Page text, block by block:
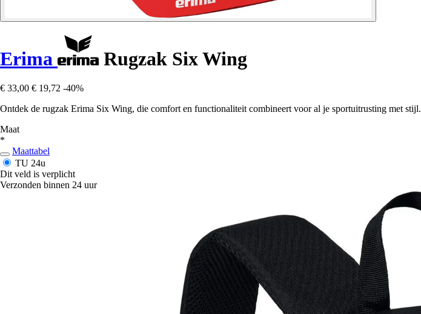
Erima Rugzak Six Wing
€ 33,00 € 19,72 -40%
Ontdek de rugzak Erima Six Wing, die comfort en functionaliteit combineert voor al je sportuitrusting met stijl.
Maat
*
Maattabel
TU 24u
Dit veld is verplicht
Verzonden binnen 24 uur